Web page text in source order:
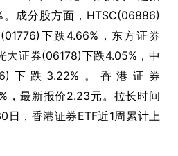
。成分股方面， HTSC(06886)
(01776) 下跌 4.66% ，东方证券
大证券(06178)下跌4.05% ，中
下跌 3.22% 。香港证券
，最新报价2.23元。拉长时间
日，香港证券ETF近1周累计上